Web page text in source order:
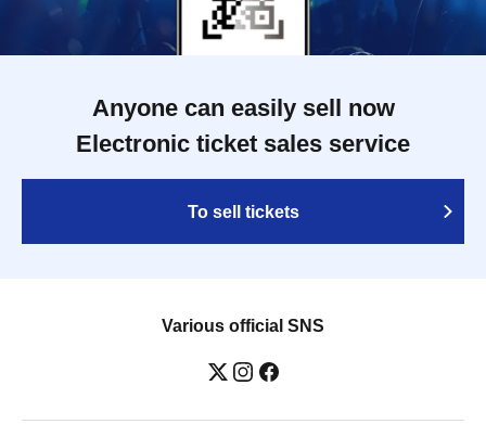
Anyone can easily sell now
Electronic ticket sales service
To sell tickets
Various official SNS